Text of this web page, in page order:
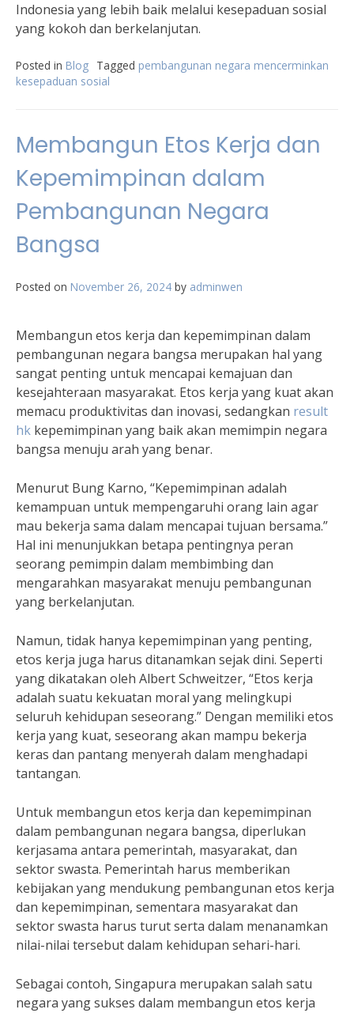
Indonesia yang lebih baik melalui kesepaduan sosial
yang kokoh dan berkelanjutan.
Posted in Blog Tagged pembangunan negara mencerminkan
kesepaduan sosial
Membangun Etos Kerja dan
Kepemimpinan dalam
Pembangunan Negara
Bangsa
Posted on November 26, 2024 by adminwen
Membangun etos kerja dan kepemimpinan dalam
pembangunan negara bangsa merupakan hal yang
sangat penting untuk mencapai kemajuan dan
kesejahteraan masyarakat. Etos kerja yang kuat akan
memacu produktivitas dan inovasi, sedangkan result
hk kepemimpinan yang baik akan memimpin negara
bangsa menuju arah yang benar.
Menurut Bung Karno, “Kepemimpinan adalah
kemampuan untuk mempengaruhi orang lain agar
mau bekerja sama dalam mencapai tujuan bersama.”
Hal ini menunjukkan betapa pentingnya peran
seorang pemimpin dalam membimbing dan
mengarahkan masyarakat menuju pembangunan
yang berkelanjutan.
Namun, tidak hanya kepemimpinan yang penting,
etos kerja juga harus ditanamkan sejak dini. Seperti
yang dikatakan oleh Albert Schweitzer, “Etos kerja
adalah suatu kekuatan moral yang melingkupi
seluruh kehidupan seseorang.” Dengan memiliki etos
kerja yang kuat, seseorang akan mampu bekerja
keras dan pantang menyerah dalam menghadapi
tantangan.
Untuk membangun etos kerja dan kepemimpinan
dalam pembangunan negara bangsa, diperlukan
kerjasama antara pemerintah, masyarakat, dan
sektor swasta. Pemerintah harus memberikan
kebijakan yang mendukung pembangunan etos kerja
dan kepemimpinan, sementara masyarakat dan
sektor swasta harus turut serta dalam menanamkan
nilai-nilai tersebut dalam kehidupan sehari-hari.
Sebagai contoh, Singapura merupakan salah satu
negara yang sukses dalam membangun etos kerja